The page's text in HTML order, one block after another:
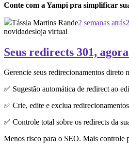
Conte com a Yampi pra simplificar
Tássia Martins Rande2 semanas atrás
novidadesloja virtual
Seus redirects 301,
Gerencie seus redirecionamentos direto
✅ Sugestão automática de redirect ao
✅ Crie, edite e exclua
✅ Controle total sobre os redirects da
Menos risco para o SEO. Mais controle